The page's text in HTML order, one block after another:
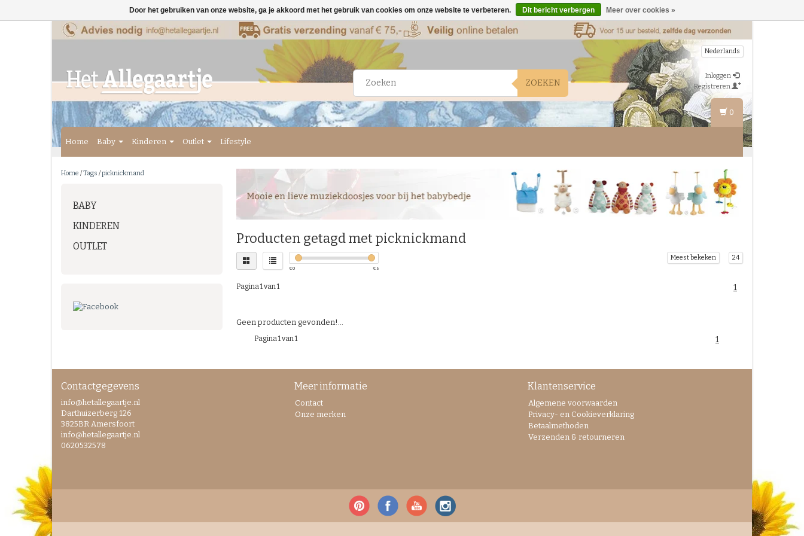
ZOEKEN
Nederlands
Inloggen
Registreren
Home Baby Kinderen Outlet Lifestyle
0
Home /Tags /picknickmand
BABY
KINDEREN
OUTLET
Producten getagd met picknickmand
€0 € 5
Meest bekeken 24
Pagina 1 van 1 1
Geen producten gevonden!...
Pagina 1 van 1 1
Contactgegevens
info@hetallegaartje.nl
Darthuizerberg 126
3825BR Amersfoort
info@hetallegaartje.nl
0620532578
Meer informatie
Contact
Onze merken
Klantenservice
Algemene voorwaarden
Privacy- en Cookieverklaring
Betaalmethoden
Verzenden & retourneren
Door het gebruiken van onze website, ga je akkoord met het gebruik van cookies om onze website te verbeteren. Dit bericht verbergen Meer over cookies »